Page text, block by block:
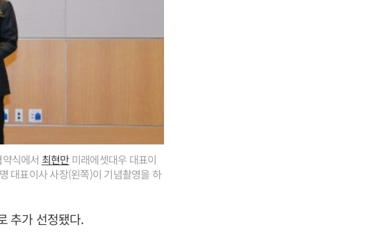
식에서 최현만미래에셋대우 대표이
대표이사 사장(왼쪽)이 기념촬영을 하
추가 선정됐다.